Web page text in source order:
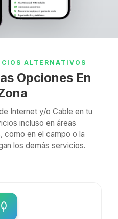
ALTERNATIVOS
Opciones En
Internet y/o Cable en tu
incluso en áreas
como en el campo o la
los demás servicios.